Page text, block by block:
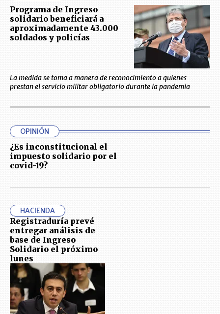
Programa de Ingreso
solidario beneficiará a
aproximadamente 43.000
soldados y policías
La medida se toma a manera de reconocimiento a quienes
prestan el servicio militar obligatorio durante la pandemia
OPINIÓN
¿Es inconstitucional el
impuesto solidario por el
covid-19?
HACIENDA
Registraduría prevé
entregar análisis de
base de Ingreso
Solidario el próximo
lunes